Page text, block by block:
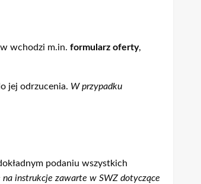
wchodzi m.in. formularz oferty,
jej odrzucenia. W przypadku
podaniu wszystkich
instrukcje zawarte w SWZ dotyczące